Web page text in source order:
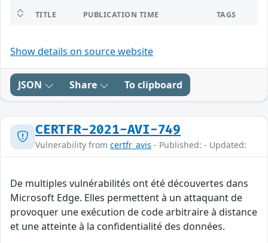
TITLE PUBLICATION TIME TAGS
Show details on source website
JSON Share To clipboard
CERTFR-2021-AVI-749
Vulnerability from certfr_avis - Published: - Updated:
De multiples vulnérabilités ont été découvertes dans
Microsoft Edge. Elles permettent à un attaquant de
provoquer une exécution de code arbitraire à distance
et une atteinte à la confidentialité des données.